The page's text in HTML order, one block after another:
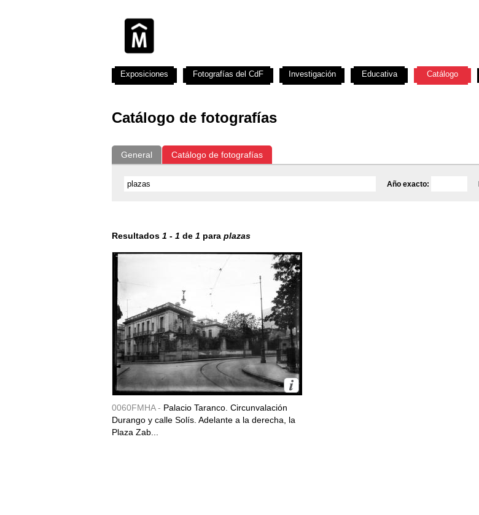
Catálogo de fotografías
General Catálogo de fotografías
Año exacto:
Resultados 1 - 1 de 1 para plazas
0060FMHA - Palacio Taranco. Circunvalación
Durango y calle Solís. Adelante a la derecha, la
Plaza Zab...
Exposiciones Fotografías del CdF Investigación Educativa Catálogo